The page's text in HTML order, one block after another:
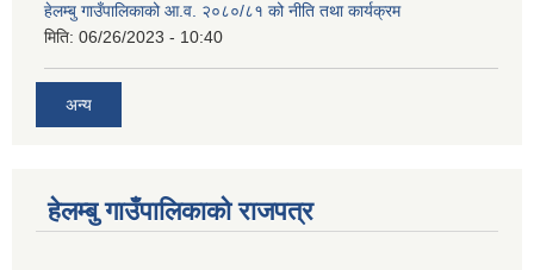
हेलम्बु गाउँपालिकाको आ.व. २०८०/८१ को नीति तथा कार्यक्रम
मिति: 06/26/2023 - 10:40
अन्य
हेलम्बु गाउँपालिकाको राजपत्र